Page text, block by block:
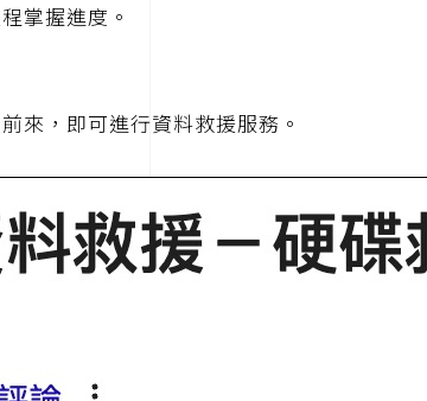
掌握進度。
來，即可進行資料救援服務。